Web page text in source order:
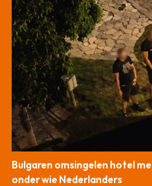
Bulgaren omsingelen hotel
onder wie Nederlanders